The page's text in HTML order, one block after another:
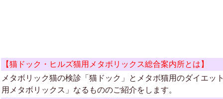
【猫ドック・ヒルズ猫用メタボリックス総合案内所とは】
メタボリック猫の検診「猫ドック」とメタボ猫用のダイエッ
用メタボリックス」なるもののご紹介をします。